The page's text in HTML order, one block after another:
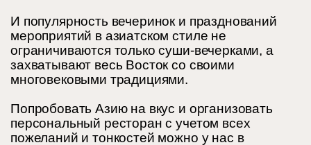
И популярность вечеринок и празднований
мероприятий в азиатском стиле не
ограничиваются только суши-вечерками, а
захватывают весь Восток со своими
многовековыми традициями.
Попробовать Азию на вкус и организовать
персональный ресторан с учетом всех
пожеланий и тонкостей можно у нас в